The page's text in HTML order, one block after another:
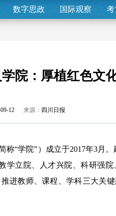
数字思政 国际观察 考
院：厚植红色文
12 来源： 四川日报
“学院”）成立于2017年3月。
学立院、人才兴院、科研强
进教师、课程、学科三大关